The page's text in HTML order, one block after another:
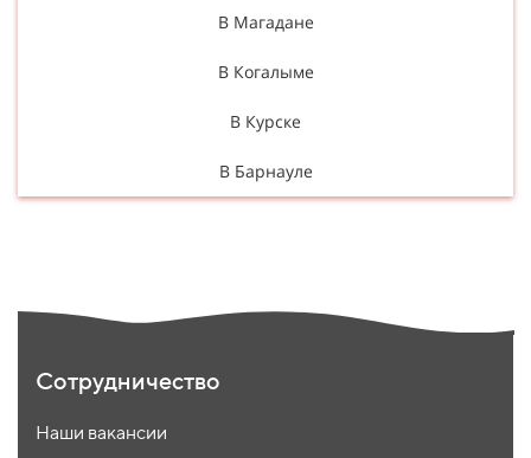
В Магадане
В Когалыме
В Курске
В Барнауле
Сотрудничество
Наши вакансии